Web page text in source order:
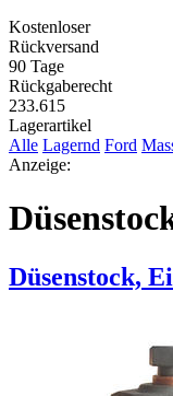
Kostenloser
Rückversand
90 Tage
Rückgaberecht
233.615
Lagerartikel
Alle Lagernd Ford
Anzeige:
Düsenstock,